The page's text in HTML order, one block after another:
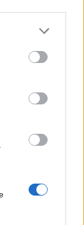
more Google
may click to
party tags to
below Google